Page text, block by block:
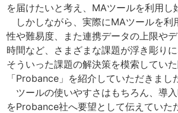
を届けたいと考え、MAツールを利用し
しかしながら、実際にMAツールを利
性や難易度、また連携データの上限や
時間など、さまざまな課題が浮き彫りに
そういった課題の解決策を模索していた
「Probance」を紹介していただきまし
ツールの使いやすさはもちろん、導
をProbance社へ要望として伝えていた